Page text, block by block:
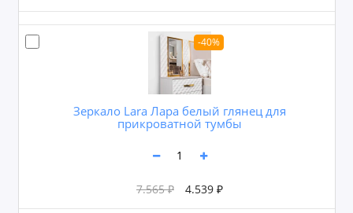
-40%
Зеркало Lara Лара белый глянец для
прикроватной тумбы
7.565 ₽ 4.539 ₽